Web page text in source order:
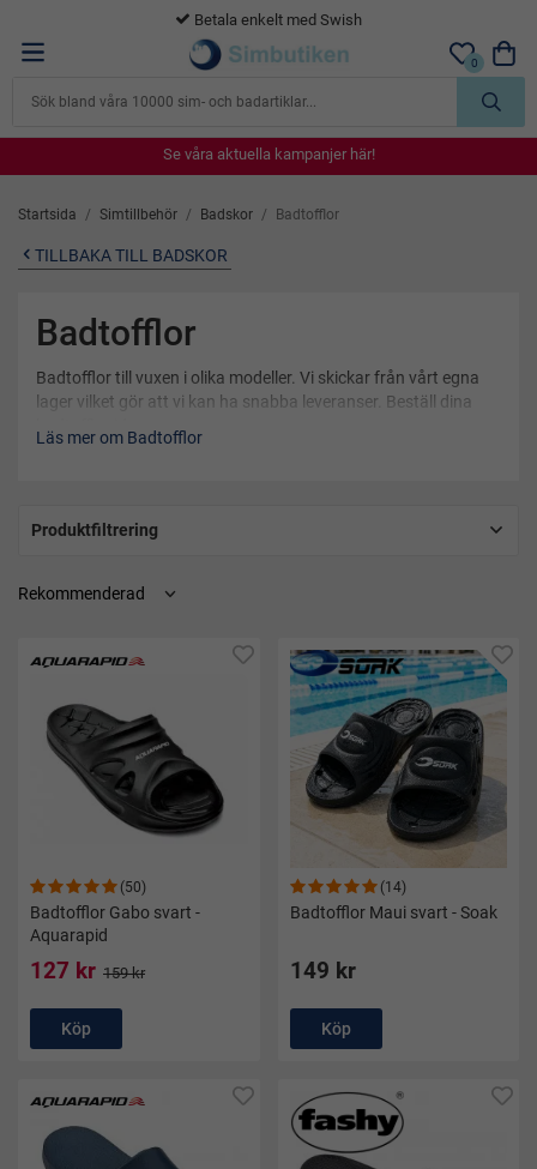
365 dagars öppet köp
0
Se våra aktuella kampanjer här!
Se våra aktuella kampanjer här!
Se våra aktuella kampanjer här!
Se våra aktuella kampanjer här!
Startsida / Simtillbehör / Badskor / Badtofflor
TILLBAKA TILL BADSKOR
Badtofflor
Badtofflor till vuxen i olika modeller. Vi skickar från vårt egna
lager vilket gör att vi kan ha snabba leveranser. Beställ dina
badtofflor idag.
Läs mer om Badtofflor
Produktfiltrering
(50)
Badtofflor Gabo svart -
Aquarapid
127 kr 159 kr
Köp
(14)
Badtofflor Maui svart - Soak
149 kr
Köp